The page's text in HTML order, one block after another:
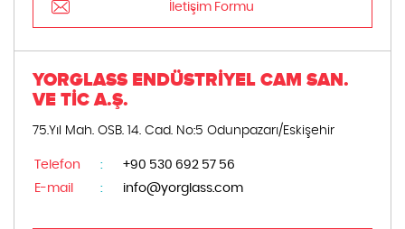
İletişim Formu
YORGLASS ENDÜSTRİYEL CAM SAN.
VE TİC A.Ş.
75.Yıl Mah. OSB. 14. Cad. No:5 Odunpazarı/Eskişehir
Telefon :
+90 530 692 57 56
E-mail
: info@yorglass.com